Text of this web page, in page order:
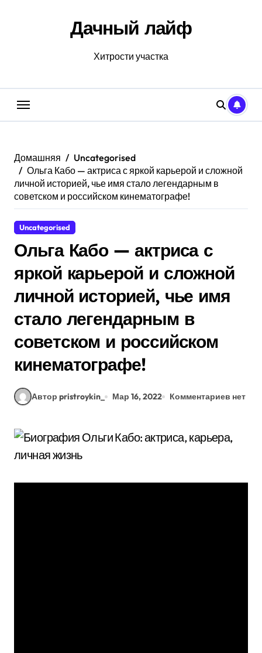
Дачный лайф
Хитрости участка
Домашняя
Uncategorised
Ольга Кабо — актриса с яркой карьерой и сложной
личной историей, чье имя стало легендарным в
советском и российском кинематографе!
Uncategorised
Ольга Кабо — актриса с
яркой карьерой и сложной
личной историей, чье имя
стало легендарным в
советском и российском
кинематографе!
Автор pristroykin_ Мар 16, 2022 Комментариев нет